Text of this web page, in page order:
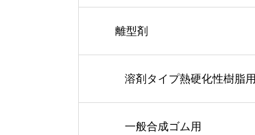
アコート
離型剤
溶剤タイプ熱硬化性樹脂用
一般合成ゴム用